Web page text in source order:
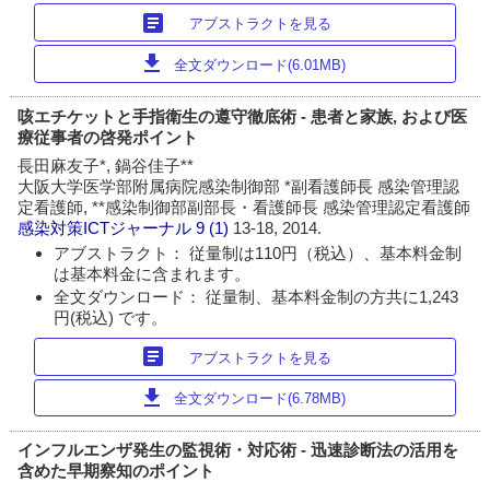
article アブストラクトを見る
download 全文ダウンロード(6.01MB)
咳エチケットと手指衛生の遵守徹底術 - 患者と家族, および医
療従事者の啓発ポイント
長田麻友子*, 鍋谷佳子**
大阪大学医学部附属病院感染制御部 *副看護師長 感染管理認
定看護師, **感染制御部副部長・看護師長 感染管理認定看護師
感染対策ICTジャーナル 9 (1) 13-18, 2014.
アブストラクト： 従量制は110円（税込）、基本料金制
は基本料金に含まれます。
全文ダウンロード： 従量制、基本料金制の方共に1,243
円(税込) です。
article アブストラクトを見る
download 全文ダウンロード(6.78MB)
インフルエンザ発生の監視術・対応術 - 迅速診断法の活用を
含めた早期察知のポイント